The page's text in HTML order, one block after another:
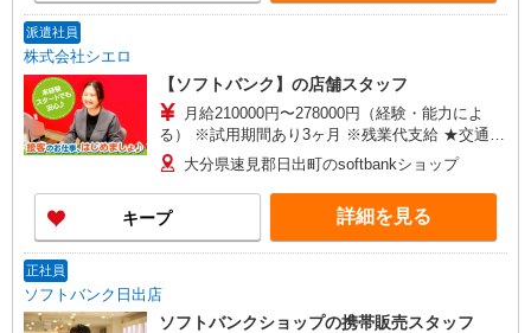
派遣社員
株式会社シエロ
【ソフトバンク】の店舗スタッフ
月給210000円〜278000円（経験・能力によ
る） ※試用期間あり3ヶ月 ※残業代支給 ★交通費
別途支給（規定あり） ゜+゜・。○。・゜+゜・。
○。・゜+゜ 入社祝い金10万円支給(規定有) お友達
を紹介頂くと, インセンティブ支給(規定有) ゜・。
○。・゜+゜・。○。・゜+゜
大分県速見郡日出町のsoftbankショップ
キープ 詳細を見る
正社員
ソフトバンク日出店
ソフトバンクショップの携帯販売スタッフ